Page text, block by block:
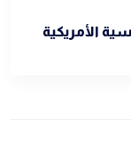
الأمريكية